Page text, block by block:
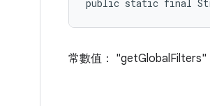
public static final String
常數值： "getGlobalFilters"